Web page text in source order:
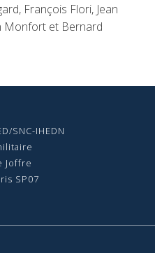
François Flori, Jean
Monfort et Bernard
SNC-IHEDN
Joffre
SP07